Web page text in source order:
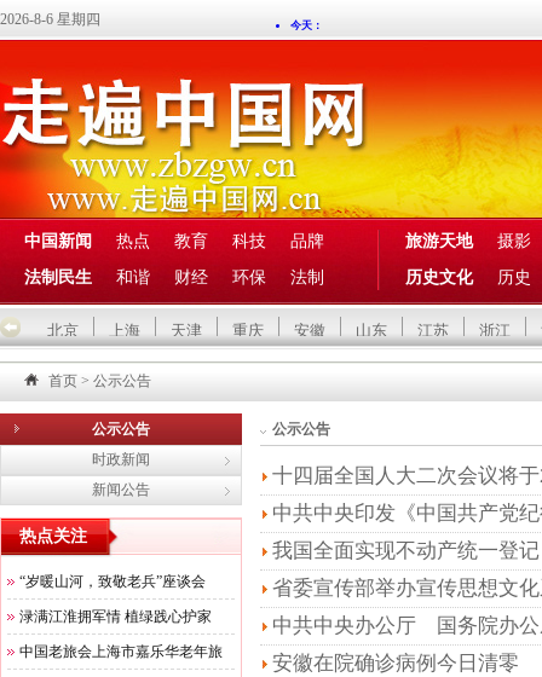
2026-8-6 星期四
中国新闻 热点 教育 科技
品牌
法制民生
和谐 财经 环保 法制
旅游天地
摄影
历史文化
历史
北京 上海 天津 重庆 安徽 山东 江苏 浙江
首页 > 公示公告
公示公告
时政新闻
新闻公告
热点关注
“岁暖山河，致敬老兵”座谈会
渌满江淮拥军情 植绿践心护家
中国老旅会上海市嘉乐华老年旅
公示公告
十四届全国人大二次会议将
中共中央印发《中国共产党
我国全面实现不动产统一登记
省委宣传部举办宣传思想文
中共中央办公厅 国务院办公
的意见》
安徽在院确诊病例今日清零